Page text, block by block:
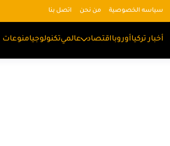
سياسه الخصوصية من نحن اتصل بنا
أخبار تركياأوروبااقتصاد عالميتكنولوجيامنوعات